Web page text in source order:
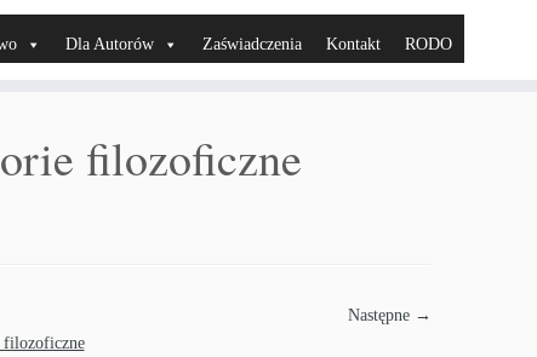
Dla Autorów Zaświadczenia Kontakt RODO
filozoficzne
Następne →